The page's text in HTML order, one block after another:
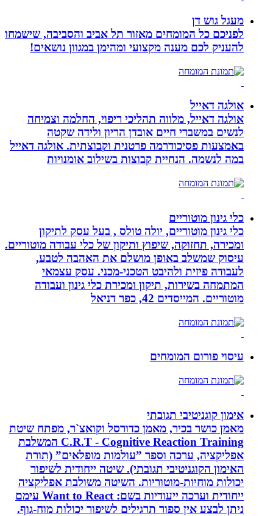
מעגל גוש דן
לפניכם כל המומחים מאזור תל אביב והסביבה, שישמחו
להעניק לכם מענה מקצועי ומהימן במגוון נושאים!
אולגה דאייל
אולגה דאייל, מלווה תהליכי ריפוי, החלמה וצמיחה
לנשים במשברי חיים אובדן הריון ולידה שקטה
באמצעות פסיכודרמה פרטנית וקבוצתית. אולגה דאייל
במה לנשמה. ‏הנחיית קבוצות בשילוב אומנויות‏
כלי גינון מוטוריים
כלי גינון מוטוריים, יולה טולס , בעל עסק לתיקון
ומכירה, תחזוקה, שיפוץ ותיקון של כלי עבודה מוטוריים.
עיסוק שמשלב באופן מושלם את האהבה לטבע,
לעבודה פיזית ולהיבט הטכני-מכני. עסק עצמאי
המתמחה בשירות, תיקון ומכירת כלי גינון ועבודה
מוטוריים. המייסדים 42, כפר דניאל
עיסוי פורום המומחים
אימון קוגניטיבי תגובתי
מאמן כושר בכיר, מאמן כדורסל וקואצ`ר, מפתח שיטת
C.R.T - Cognitive Reaction Training המשלבת
אפליקציה, ערכה וספר ”עולמות מופלאים” (תורת
האימון הקוגניטיבי תגובתי). שיטה ייחודית לשיפור
יכולות מוחיות-מוטוריות. השיטה משולבת אפליקציה
ייחודית וערכה ייעודיות בשם: Want to React עימם
ניתן לבצע אין ספור תרגילים לשיפור יכולות מוח-גוף.